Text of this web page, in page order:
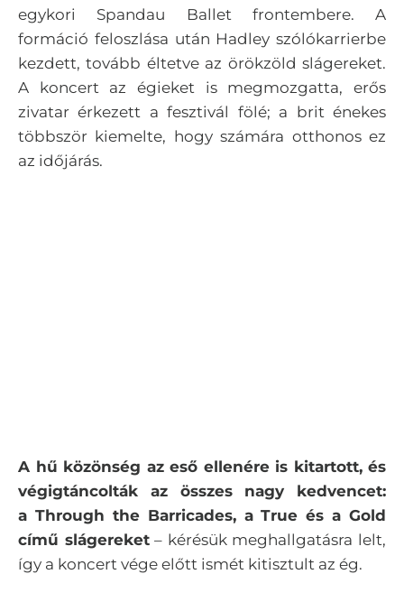
egykori Spandau Ballet frontembere. A
formáció feloszlása után Hadley szólókarrierbe
kezdett, tovább éltetve az örökzöld slágereket.
A koncert az égieket is megmozgatta, erős
zivatar érkezett a fesztivál fölé; a brit énekes
többször kiemelte, hogy számára otthonos ez
az időjárás.
A hű közönség az eső ellenére is kitartott, és
végigtáncolták az összes nagy kedvencet:
a Through the Barricades, a True és a Gold
című slágereket– kérésük meghallgatásra lelt,
így a koncert vége előtt ismét kitisztult az ég.